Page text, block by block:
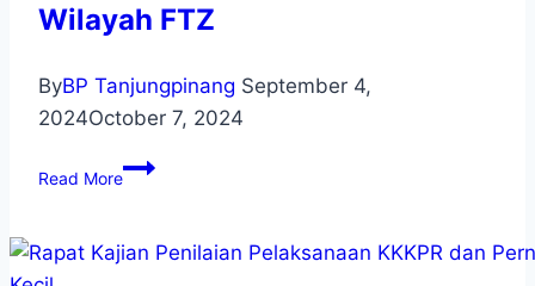
Wilayah FTZ
ByBP Tanjungpinang September 4,
2024October 7, 2024
Read More